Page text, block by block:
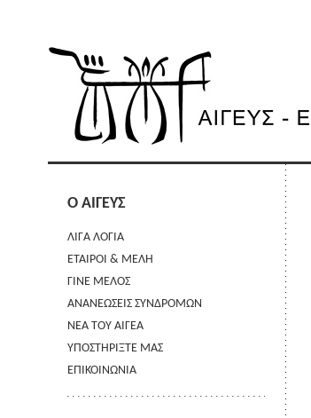
Ο ΑΙΓΕΥΣ
ΛΙΓΑ ΛΟΓΙΑ
ΕΤΑΙΡΟΙ & ΜΕΛΗ
ΓΙΝΕ ΜΕΛΟΣ
ΑΝΑΝΕΩΣΕΙΣ ΣΥΝΔΡΟΜΩΝ
ΝΕΑ ΤΟΥ ΑΙΓΕΑ
ΥΠΟΣΤΗΡΙΞΤΕ ΜΑΣ
ΕΠΙΚΟΙΝΩΝΙΑ